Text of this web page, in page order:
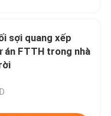
sợi quang xếp
án FTTH trong nhà